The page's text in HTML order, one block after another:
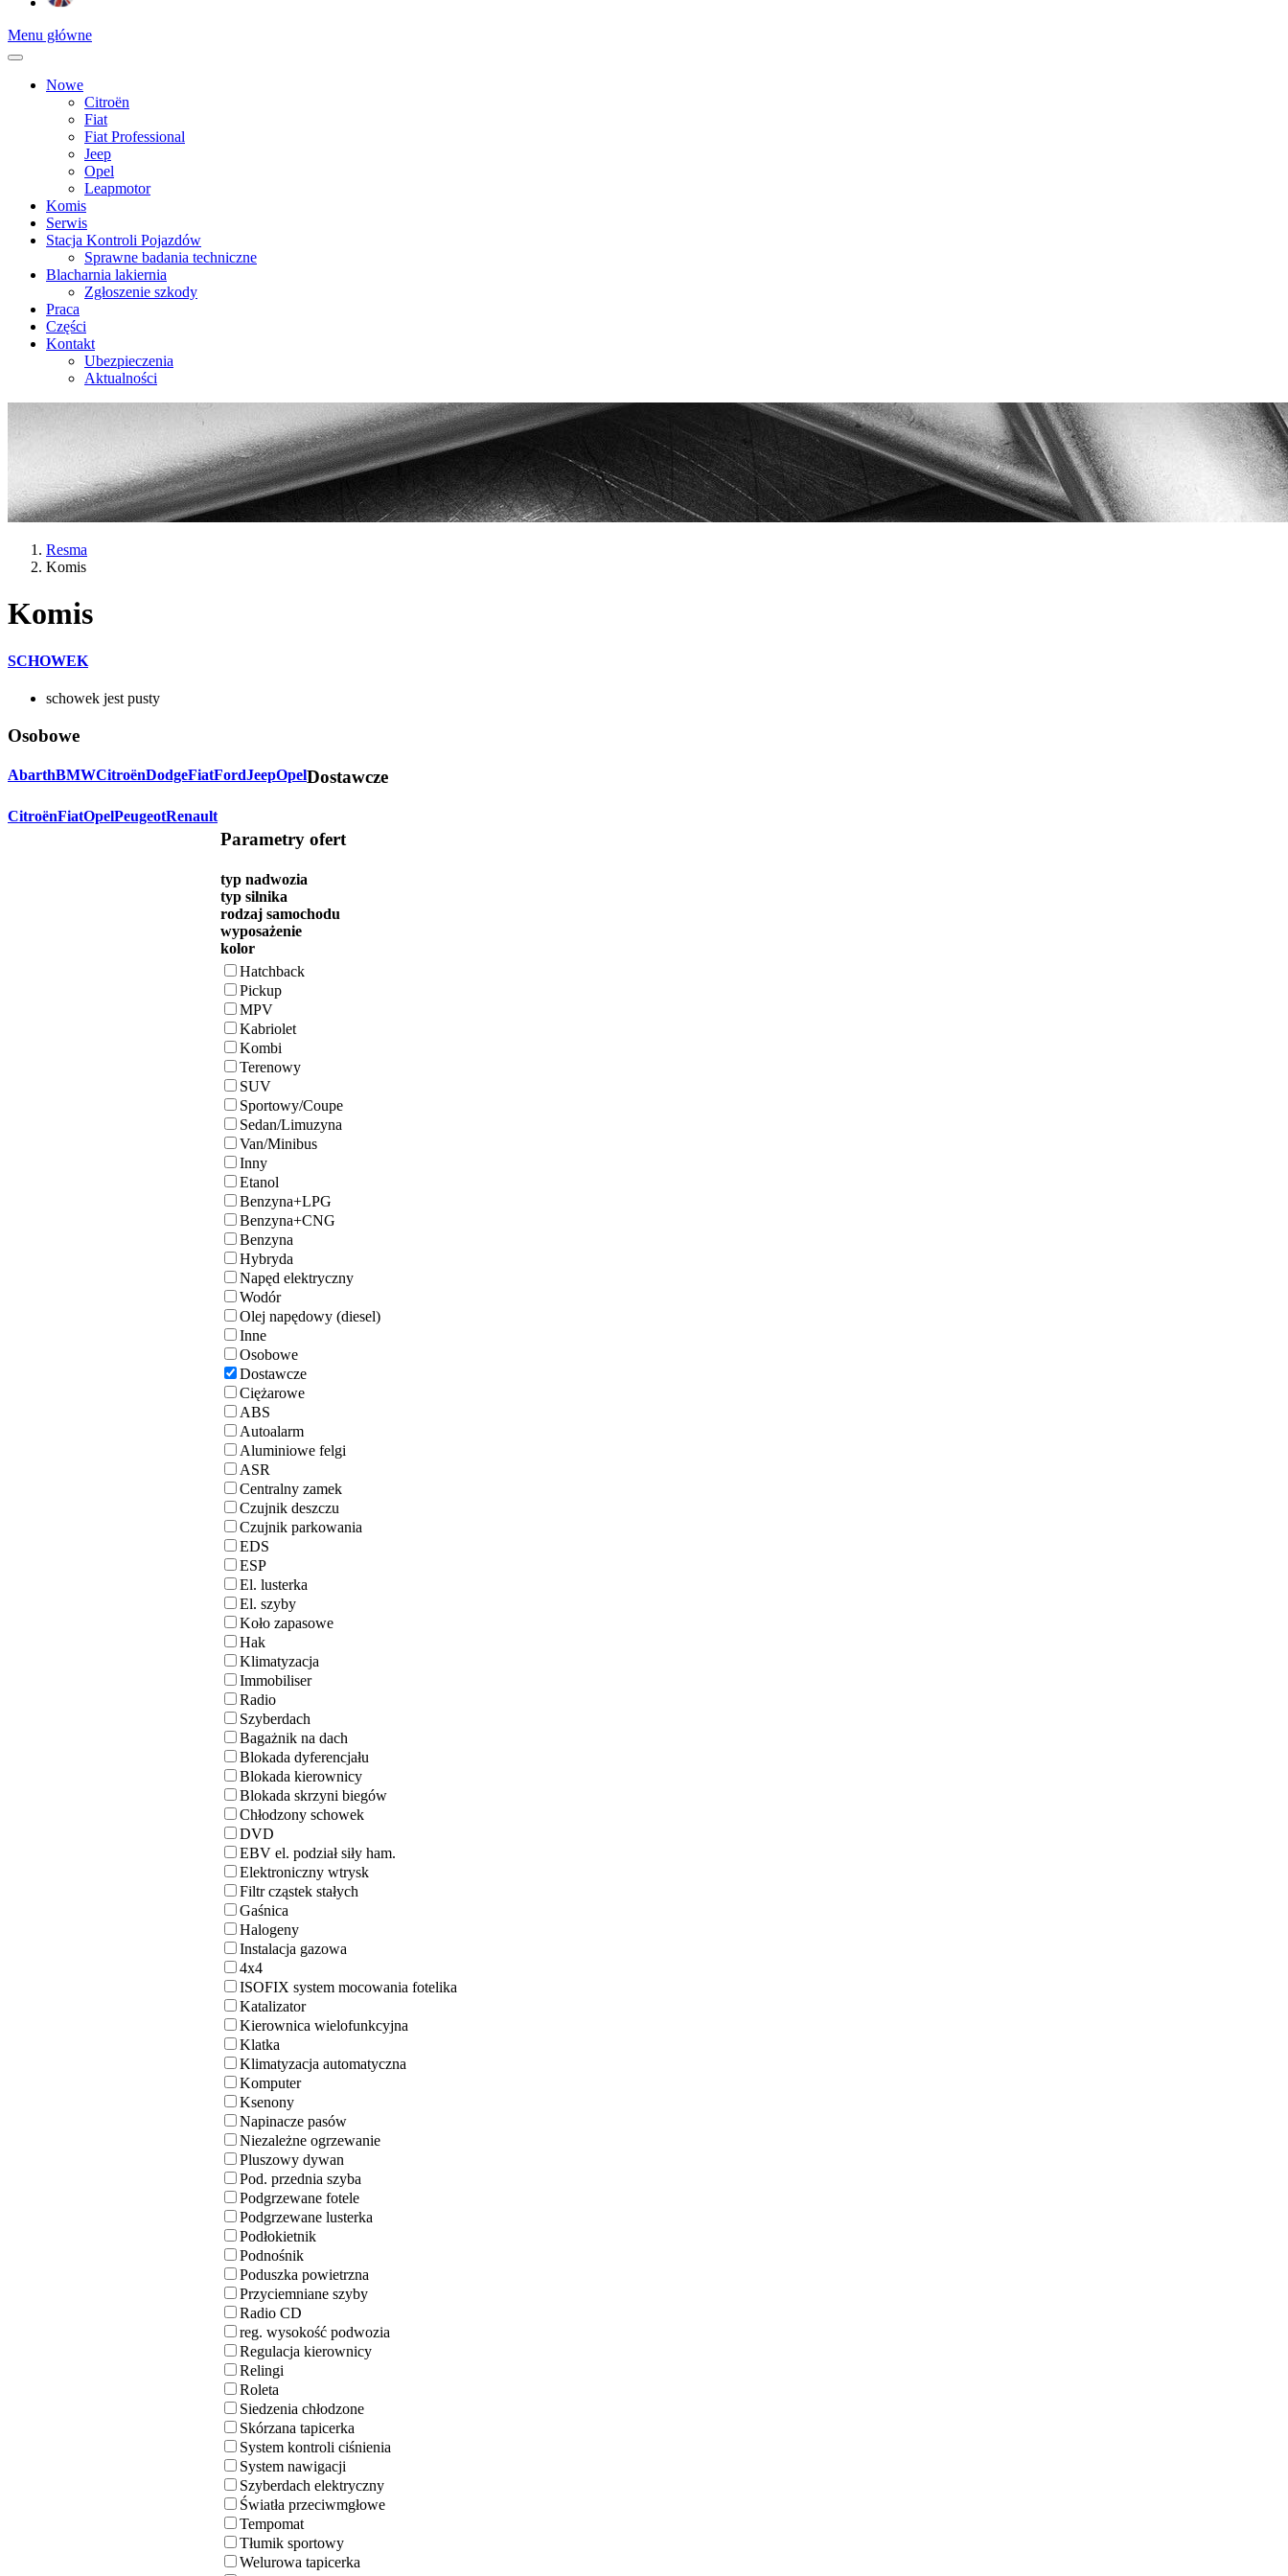
Menu główne
Nowe
Citroën
Fiat
Fiat Professional
Jeep
Opel
Leapmotor
Komis
Serwis
Stacja Kontroli Pojazdów
Sprawne badania techniczne
Blacharnia lakiernia
Zgłoszenie szkody
Praca
Części
Kontakt
Ubezpieczenia
Aktualności
Resma
Komis
Komis
SCHOWEK
schowek jest pusty
Osobowe
AbarthBMWCitroënDodgeFiatFordJeepOpelDostawcze
CitroënFiatOpelPeugeotRenault
Parametry ofert
typ nadwozia
typ silnika
rodzaj samochodu
wyposażenie
kolor
Hatchback
Pickup
MPV
Kabriolet
Kombi
Terenowy
SUV
Sportowy/Coupe
Sedan/Limuzyna
Van/Minibus
Inny
Etanol
Benzyna+LPG
Benzyna+CNG
Benzyna
Hybryda
Napęd elektryczny
Wodór
Olej napędowy (diesel)
Inne
Osobowe
Dostawcze
Ciężarowe
ABS
Autoalarm
Aluminiowe felgi
ASR
Centralny zamek
Czujnik deszczu
Czujnik parkowania
EDS
ESP
El. lusterka
El. szyby
Koło zapasowe
Hak
Klimatyzacja
Immobiliser
Radio
Szyberdach
Bagażnik na dach
Blokada dyferencjału
Blokada kierownicy
Blokada skrzyni biegów
Chłodzony schowek
DVD
EBV el. podział siły ham.
Elektroniczny wtrysk
Filtr cząstek stałych
Gaśnica
Halogeny
Instalacja gazowa
4x4
ISOFIX system mocowania fotelika
Katalizator
Kierownica wielofunkcyjna
Klatka
Klimatyzacja automatyczna
Komputer
Ksenony
Napinacze pasów
Niezależne ogrzewanie
Pluszowy dywan
Pod. przednia szyba
Podgrzewane fotele
Podgrzewane lusterka
Podłokietnik
Podnośnik
Poduszka powietrzna
Przyciemniane szyby
Radio CD
reg. wysokość podwozia
Regulacja kierownicy
Relingi
Roleta
Siedzenia chłodzone
Skórzana tapicerka
System kontroli ciśnienia
System nawigacji
Szyberdach elektryczny
Światła przeciwmgłowe
Tempomat
Tłumik sportowy
Welurowa tapicerka